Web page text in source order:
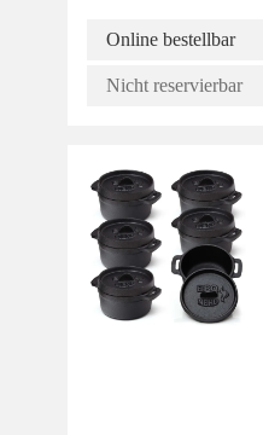
Online bestellbar
Nicht reservierbar